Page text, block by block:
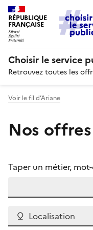
RÉPUBLIQUE
FRANÇAISE
Choisir le service
Retrouvez toutes les
Voir le fil d’Ariane
Nos offres
Taper un métier,
Localisation